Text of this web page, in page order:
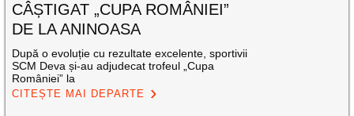
CÂȘTIGAT „CUPA ROMÂNIEI”
DE LA ANINOASA
După o evoluție cu rezultate excelente, sportivii
SCM Deva și-au adjudecat trofeul „Cupa
României” la
CITEȘTE MAI DEPARTE